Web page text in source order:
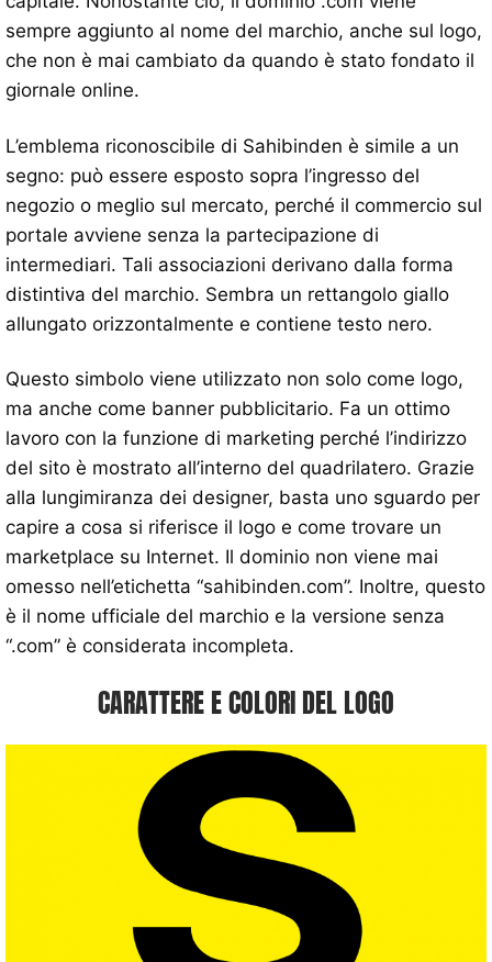
sempre aggiunto al nome del marchio, anche sul logo,
che non è mai cambiato da quando è stato fondato il
giornale online.
L’emblema riconoscibile di Sahibinden è simile a un
segno: può essere esposto sopra l’ingresso del
negozio o meglio sul mercato, perché il commercio sul
portale avviene senza la partecipazione di
intermediari. Tali associazioni derivano dalla forma
distintiva del marchio. Sembra un rettangolo giallo
allungato orizzontalmente e contiene testo nero.
Questo simbolo viene utilizzato non solo come logo,
ma anche come banner pubblicitario. Fa un ottimo
lavoro con la funzione di marketing perché l’indirizzo
del sito è mostrato all’interno del quadrilatero. Grazie
alla lungimiranza dei designer, basta uno sguardo per
capire a cosa si riferisce il logo e come trovare un
marketplace su Internet. Il dominio non viene mai
omesso nell’etichetta “sahibinden.com”. Inoltre, questo
è il nome ufficiale del marchio e la versione senza
“.com” è considerata incompleta.
CARATTERE E COLORI DEL LOGO